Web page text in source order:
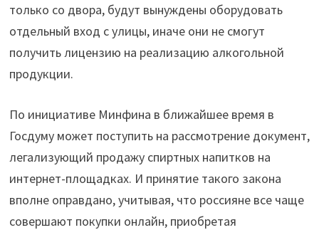
только со двора, будут вынуждены оборудовать
отдельный вход с улицы, иначе они не смогут
получить лицензию на реализацию алкогольной
продукции.
По инициативе Минфина в ближайшее время в
Госдуму может поступить на рассмотрение документ,
легализующий продажу спиртных напитков на
интернет-площадках. И принятие такого закона
вполне оправдано, учитывая, что россияне все чаще
совершают покупки онлайн, приобретая